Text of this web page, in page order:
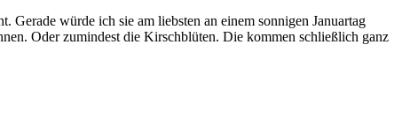
Gerade würde ich sie am liebsten an einem sonnigen Januartag
Oder zumindest die Kirschblüten. Die kommen schließlich ganz